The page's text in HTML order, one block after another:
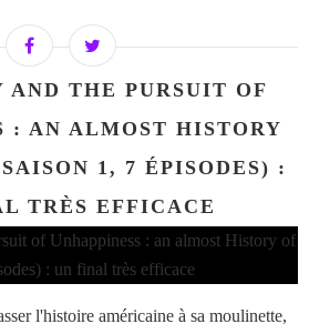
THE PURSUIT OF
: AN ALMOST HISTORY
1, 7 ÉPISODES) :
TRÈS EFFICACE
l'histoire américaine à sa moulinette,